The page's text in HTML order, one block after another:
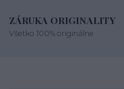
ZÁRUKA ORIGINALITY
Všetko 100% originálne